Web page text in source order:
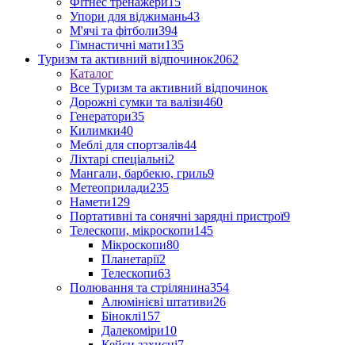
Упори для віджимань43
М'ячі та фітболи394
Гімнастичні мати135
Туризм та активний відпочинок2062
Каталог
Все Туризм та активний відпочинок
Дорожні сумки та валізи460
Генератори35
Килимки40
Меблі для спортзалів44
Ліхтарі спеціальні2
Мангали, барбекю, гриль9
Метеоприлади235
Намети129
Портативні та сонячні зарядні пристрої9
Телескопи, мікроскопи145
Мікроскопи80
Планетарії2
Телескопи63
Полювання та стрілянина354
Алюмінієві штативи26
Біноклі157
Далекоміри10